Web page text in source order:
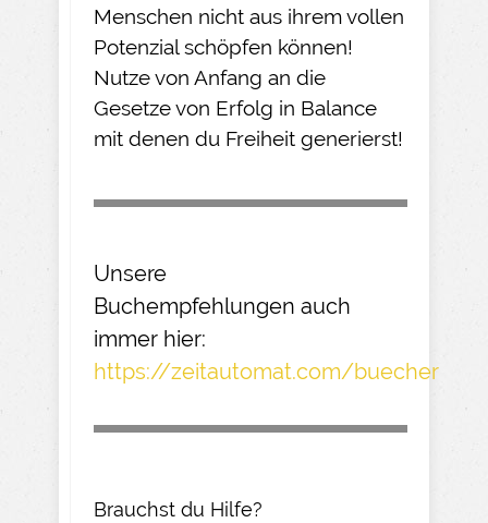
Menschen nicht aus ihrem vollen
Potenzial schöpfen können!
Nutze von Anfang an die
Gesetze von Erfolg in Balance
mit denen du Freiheit generierst!
Unsere
Buchempfehlungen auch
immer hier:
https://zeitautomat.com/buecher
Brauchst du Hilfe?